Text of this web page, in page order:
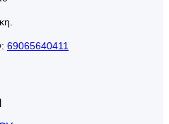
69065640411